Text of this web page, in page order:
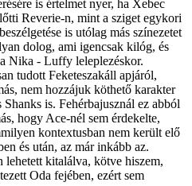
is értelmet nyer, ha Xebec
Reverie-n, mint a sziget egykori
is utólag más színezetet
dolog, ami igencsak kilóg, és
Nika - Luffy leleplezéskor.
tudott Feketeszakáll apjáról,
nem hozzájuk köthető karakter
is. Fehérbajusznál ez abból
hogy Ace-nél sem érdekelte,
kontextusban nem került elő
és után, az már inkább az.
lehetett kitalálva, kötve hiszem,
Oda fejében, ezért sem